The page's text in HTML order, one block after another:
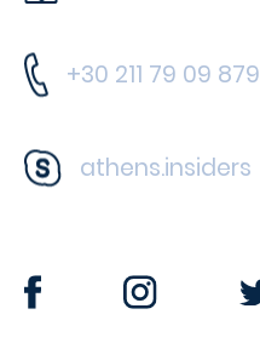
+30 211 79 09 879
athens.insiders